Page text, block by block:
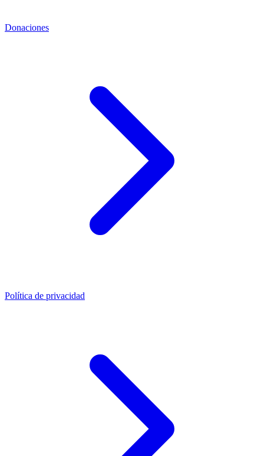
Donaciones
Política de privacidad